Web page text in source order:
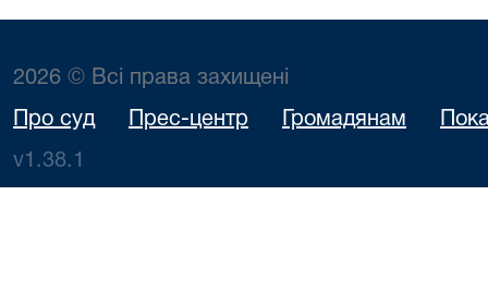
2026 © Всі права захищені
Про суд Прес-центр Громадянам
v1.38.1